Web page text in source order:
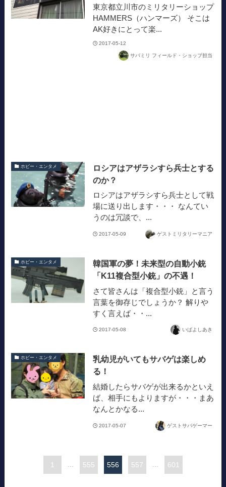
東京都立川市のミリタリーショップ
HAMMERS（ハンマーズ） そこは
AK好きにとって楽...
2017-05-12
サバミリ フィールド・ショップ担当
ホビー・エンタメ
ロシアはアザラシすら兵士とする
のか？
ロシアはアザラシすら兵士として戦
場に送り出します・・・ なんてい
うのは冗談で、...
2017-05-09 ゲストミリタリーマニア
ホビー・エンタメ
韓国軍の夢！未来型の自動小銃
「K11複合型小銃」の不遇！
さて皆さんは「複合型小銃」と言う
言葉を御存じでしょうか？ 解りや
すく言えば・・...
2017-05-08 いばよしあき
ホビー・エンタメ
乳幼児がいてもサバゲは楽しめ
る！
結婚したらサバゲが出来るかといえ
ば、相手にもよりますが・・・まあ
なんとかなる...
2017-05-07 ゲストサバゲーマー
1 555 556 557 601